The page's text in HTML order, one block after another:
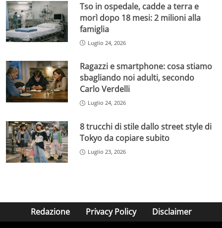
Tso in ospedale, cadde a terra e
morì dopo 18 mesi: 2 milioni alla
famiglia
Luglio 24, 2026
Ragazzi e smartphone: cosa stiamo
sbagliando noi adulti, secondo
Carlo Verdelli
Luglio 24, 2026
8 trucchi di stile dallo street style di
Tokyo da copiare subito
Luglio 23, 2026
Redazione Privacy Policy Disclaimer